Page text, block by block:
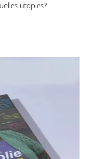
utopies?
Folie, et